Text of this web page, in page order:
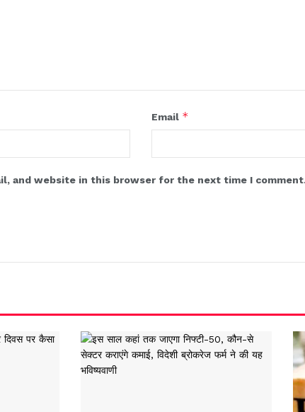
Email *
and website in this browser for the next time I